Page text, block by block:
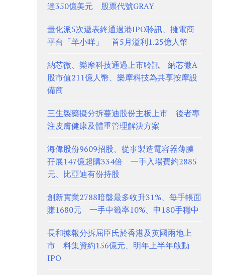
達350億美元 股票代號GRAY
量化派5次遞表終通過港IPO聆訊、擁電商
平台「羊小咩」 首5月溢利1.25億人幣
納芯微、樂摩科技通過上市聆訊 納芯微A
股市值211億人幣、樂摩科技為共享按摩設
備商
三生製藥擬分拆蔓迪股份主板上市 後者專
注皮膚健康及體重管理解決方案
海偉股份9609招股、從事製造電容器薄膜
孖展147億超購334倍 一手入場費約2885
元、比亞迪有份持股
創新實業2788暗盤最多收升31%、每手帳面
賺1680元 一手中籤率10%、申180手穩中
長和據報分拆屈臣氏於香港及英國兩地上
市 料集資約156億元、明年上半年啟動
IPO